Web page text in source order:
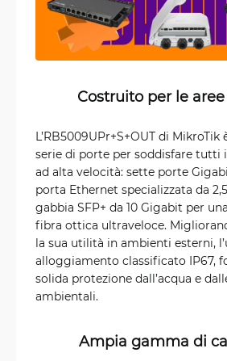
Costruito per le
L’RB5009UPr+S+OUT di
serie di porte per soddisfare tutti
ad alta velocità: sette porte
porta Ethernet specializzata da
gabbia SFP+ da 10 Gigabit per
fibra ottica ultraveloce.
la sua utilità in ambienti esterni,
alloggiamento classificato IP67,
solida protezione dall’acqua e
ambientali.
Ampia gamma di